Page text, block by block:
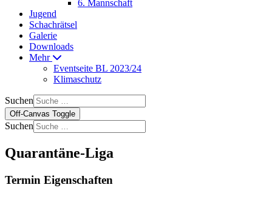
6. Mannschaft
Jugend
Schachrätsel
Galerie
Downloads
Mehr
Eventseite BL 2023/24
Klimaschutz
Suchen
Off-Canvas Toggle
Suchen
Quarantäne-Liga
Termin Eigenschaften